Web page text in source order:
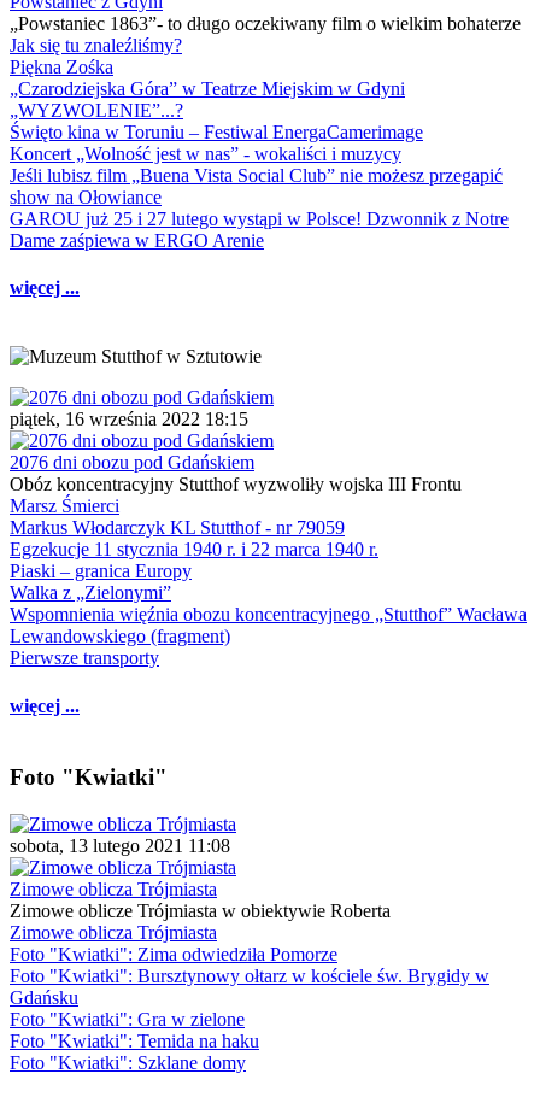
„Powstaniec 1863”- to długo oczekiwany film o wielkim bohaterze
Jak się tu znaleźliśmy?
Piękna Zośka
„Czarodziejska Góra” w Teatrze Miejskim w Gdyni
„WYZWOLENIE”...?
Święto kina w Toruniu – Festiwal EnergaCamerimage
Koncert „Wolność jest w nas” - wokaliści i muzycy
Jeśli lubisz film „Buena Vista Social Club” nie możesz przegapić
show na Ołowiance
GAROU już 25 i 27 lutego wystąpi w Polsce! Dzwonnik z Notre
Dame zaśpiewa w ERGO Arenie
więcej ...
piątek, 16 września 2022 18:15
2076 dni obozu pod Gdańskiem
Obóz koncentracyjny Stutthof wyzwoliły wojska III Frontu
Marsz Śmierci
Markus Włodarczyk KL Stutthof - nr 79059
Egzekucje 11 stycznia 1940 r. i 22 marca 1940 r.
Piaski – granica Europy
Walka z „Zielonymi”
Wspomnienia więźnia obozu koncentracyjnego „Stutthof” Wacława
Lewandowskiego (fragment)
Pierwsze transporty
więcej ...
Foto "Kwiatki"
sobota, 13 lutego 2021 11:08
Zimowe oblicza Trójmiasta
Zimowe oblicze Trójmiasta w obiektywie Roberta
Zimowe oblicza Trójmiasta
Foto "Kwiatki": Zima odwiedziła Pomorze
Foto "Kwiatki": Bursztynowy ołtarz w kościele św. Brygidy w
Gdańsku
Foto "Kwiatki": Gra w zielone
Foto "Kwiatki": Temida na haku
Foto "Kwiatki": Szklane domy